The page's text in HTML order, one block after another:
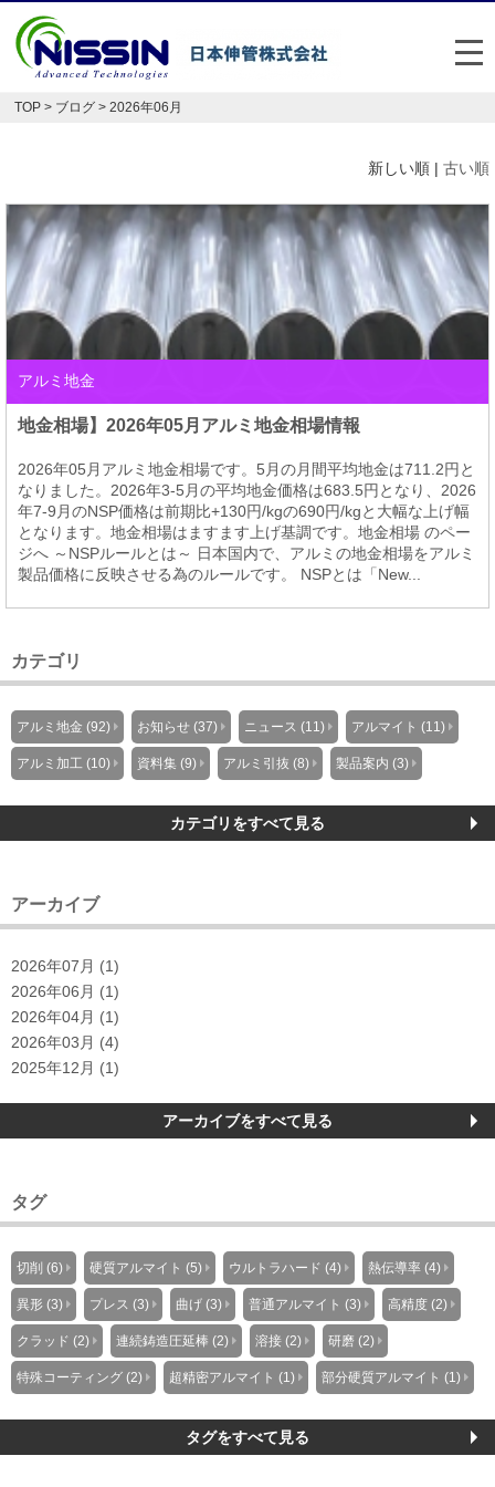
メ
お悩み解決事例
企業情報
お役立ち情報
Japan English
048-477-7331受付時間：平日8:30～17:30
TOP > ブログ > 2026年06月
新しい順 | 古い順
アルミ地金
地金相場】2026年05月アルミ地金相場情報
2026年05月アルミ地金相場です。5月の月間平均地金は711.2円と
なりました。2026年3-5月の平均地金価格は683.5円となり、2026
年7-9月のNSP価格は前期比+130円/kgの690円/kgと大幅な上げ幅
となります。地金相場はますます上げ基調です。地金相場 のペー
ジへ ～NSPルールとは～ 日本国内で、アルミの地金相場をアルミ
製品価格に反映させる為のルールです。 NSPとは「New...
カテゴリ
アルミ地金 (92) お知らせ (37) ニュース (11) アルマイト (11)
アルミ加工 (10) 資料集 (9) アルミ引抜 (8) 製品案内 (3)
カテゴリをすべて見る
アーカイブ
2026年07月 (1)
2026年06月 (1)
2026年04月 (1)
2026年03月 (4)
2025年12月 (1)
アーカイブをすべて見る
タグ
切削 (6) 硬質アルマイト (5) ウルトラハード (4) 熱伝導率 (4)
異形 (3) プレス (3) 曲げ (3) 普通アルマイト (3) 高精度 (2)
クラッド (2) 連続鋳造圧延棒 (2) 溶接 (2) 研磨 (2)
特殊コーティング (2) 超精密アルマイト (1) 部分硬質アルマイト (1)
タグをすべて見る